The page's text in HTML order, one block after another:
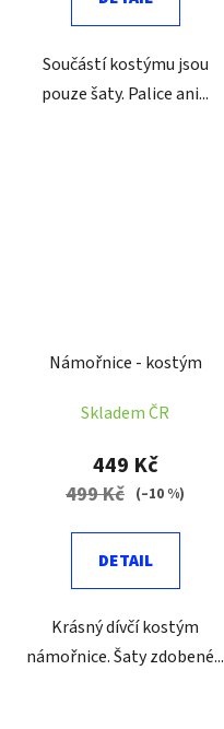
Součástí kostýmu jsou
pouze šaty. Palice ani...
Námořnice - kostým
Skladem ČR
449 Kč
499 Kč (–10 %)
DETAIL
Krásný dívčí kostým
námořnice. Šaty zdobené...